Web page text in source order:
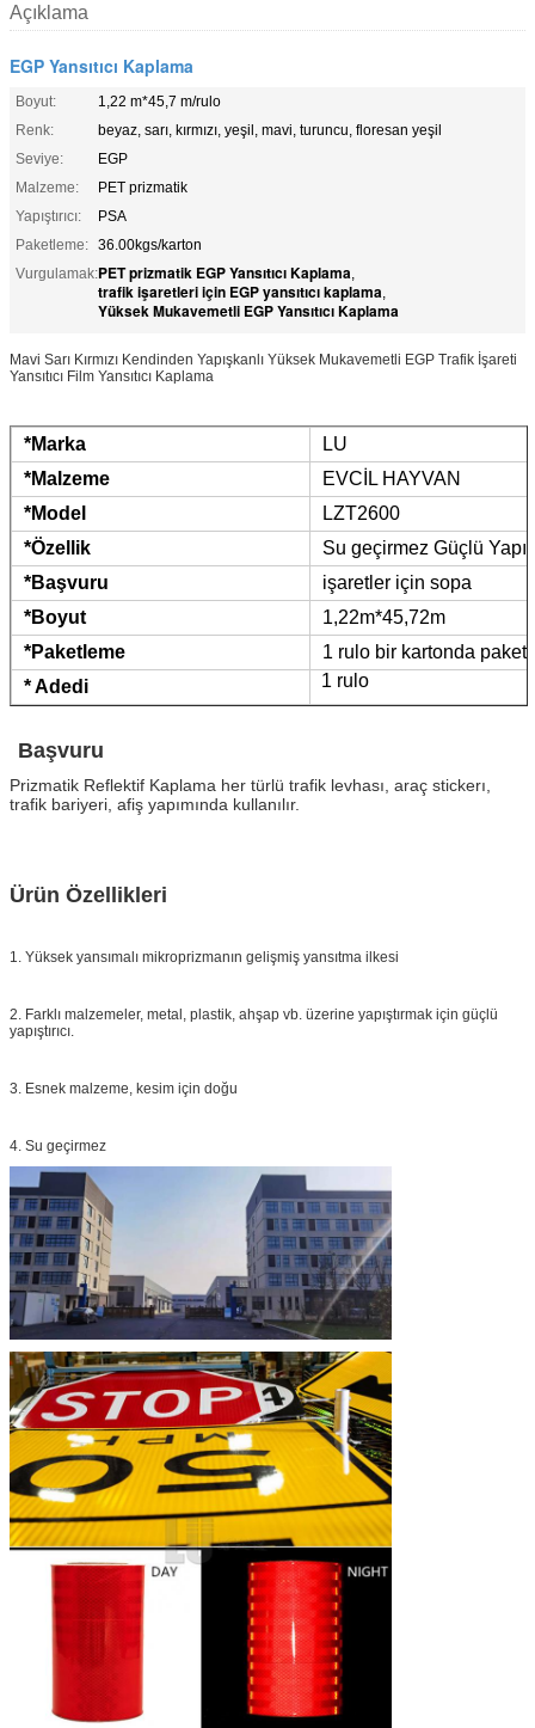
Açıklama
EGP Yansıtıcı Kaplama
Boyut:
1,22 m*45,7 m/rulo
Renk:
beyaz, sarı, kırmızı, yeşil, mavi, turuncu, floresan yeşil
Seviye:
EGP
Malzeme:
PET prizmatik
Yapıştırıcı:
PSA
Paketleme: 36.00kgs/karton
Vurgulamak:PET prizmatik EGP Yansıtıcı Kaplama,
trafik işaretleri için EGP yansıtıcı kaplama,
Yüksek Mukavemetli EGP Yansıtıcı Kaplama
Mavi Sarı Kırmızı Kendinden Yapışkanlı Yüksek Mukavemetli EGP Trafik İşareti
Yansıtıcı Film Yansıtıcı Kaplama
*Marka
LU
*Malzeme
EVCİL HAYVAN
*Model
LZT2600
*Özellik
Su geçirmez Güçlü
*Başvuru
işaretler için sopa
*Boyut
1,22m*45,72m
*Paketleme
1 rulo bir kartonda
* Adedi
1 rulo
Başvuru
Prizmatik Reflektif Kaplama her türlü trafik levhası, araç stickerı,
trafik bariyeri, afiş yapımında kullanılır.
Ürün Özellikleri
1. Yüksek yansımalı mikroprizmanın gelişmiş yansıtma ilkesi
2. Farklı malzemeler, metal, plastik, ahşap vb. üzerine yapıştırmak için güçlü
yapıştırıcı.
3. Esnek malzeme, kesim için doğu
4. Su geçirmez